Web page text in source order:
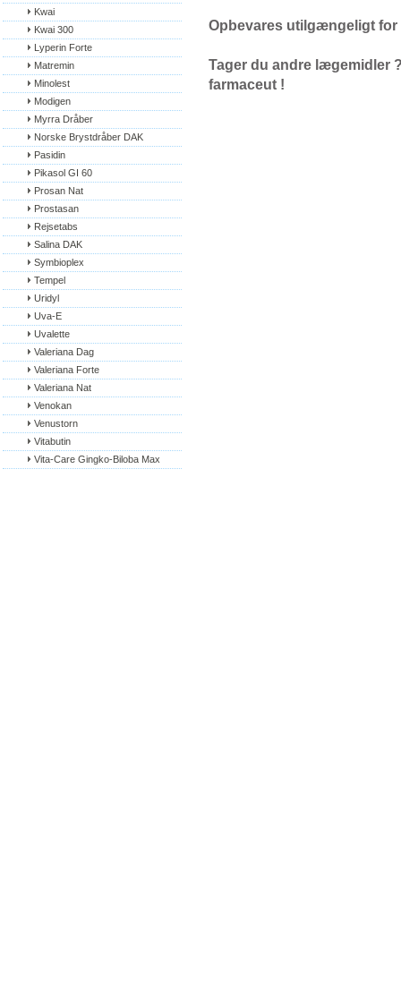
Kwai
Kwai 300
Lyperin Forte
Matremin
Minolest
Modigen
Myrra Dråber
Norske Brystdråber DAK
Pasidin
Pikasol GI 60
Prosan Nat
Prostasan
Rejsetabs
Salina DAK
Symbioplex
Tempel
Uridyl
Uva-E
Uvalette
Valeriana Dag
Valeriana Forte
Valeriana Nat
Venokan
Venustorn
Vitabutin
Vita-Care Gingko-Biloba Max
Opbevares utilgængeligt for
Tager du andre lægemidler
farmaceut !